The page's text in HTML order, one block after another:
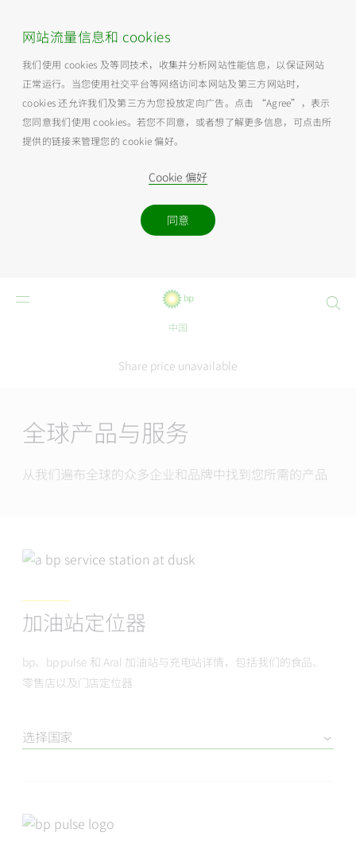
网站流量信息和 cookies
我们使用 cookies 及等同技术，收集并分析网站性能信息，以保证网站
正常运行。当您使用社交平台等网络访问本网站及第三方网站时，
cookies 还允许我们及第三方为您投放定向广告。点击 “Agree”，表示
您同意我们使用 cookies。若您不同意，或者想了解更多信息，可点击所
提供的链接来管理您的 cookie 偏好。
Cookie 偏好
同意
中国
Share price unavailable
Search
全球产品与服务
从我们遍布全球的众多企业和品牌中找到您所需的产品
加油站定位器
bp、bp pulse 和 Aral 加油站与充电站详情，包括我们的食品、
零售店以及门店定位器
选择国家